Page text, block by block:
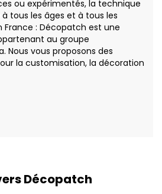
ou expérimentés, la technique
tous les âges et à tous les
France : Décopatch est une
au groupe
Nous vous proposons des
la customisation, la décoration
Décopatch